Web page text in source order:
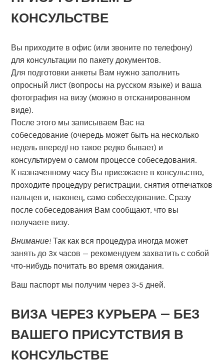
КОНСУЛЬСТВЕ
Вы приходите в офис (или звоните по телефону)
для консультации по пакету документов.
Для подготовки анкеты Вам нужно заполнить
опросный лист (вопросы на русском языке) и ваша
фотография на визу (можно в отсканированном
виде).
После этого мы записываем Вас на
собеседование (очередь может быть на несколько
недель вперед! но такое редко бывает) и
консультируем о самом процессе собеседования.
К назначенному часу Вы приезжаете в консульство,
проходите процедуру регистрации, снятия отпечатков
пальцев и, наконец, само собеседование. Сразу
после собеседования Вам сообщают, что вы
получаете визу.
Внимание! Так как вся процедура иногда может
занять до 3х часов — рекомендуем захватить с собой
что-нибудь почитать во время ожидания.
Ваш паспорт мы получим через 3-5 дней.
ВИЗА ЧЕРЕЗ КУРЬЕРА — БЕЗ
ВАШЕГО ПРИСУТСТВИЯ В
КОНСУЛЬСТВЕ